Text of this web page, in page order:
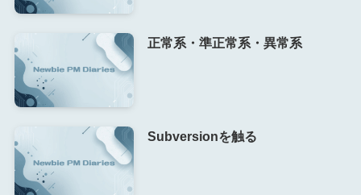
正常系・準正常系・異常系
Subversionを触る